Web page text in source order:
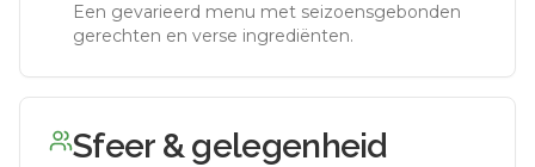
Een gevarieerd menu met seizoensgebonden
gerechten en verse ingrediënten.
Sfeer & gelegenheid